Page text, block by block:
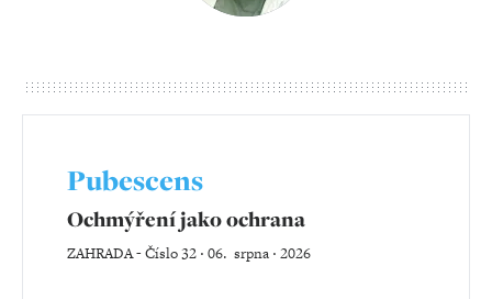
Pubescens
Ochmýření jako ochrana
ZAHRADA-Číslo 32 ‧ 06. srpna ‧ 2026